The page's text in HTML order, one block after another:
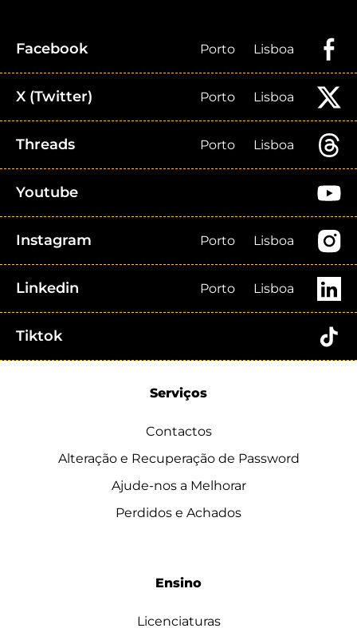
Facebook Porto Lisboa
X (Twitter) Porto Lisboa
Threads Porto Lisboa
Youtube
Instagram Porto Lisboa
Linkedin Porto Lisboa
Tiktok
Serviços
Contactos
Alteração e Recuperação de Password
Ajude-nos a Melhorar
Perdidos e Achados
Ensino
Licenciaturas